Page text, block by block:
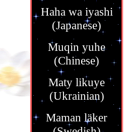
Haha wa iyashi
(Japanese)
Muqin yuhe
(Chinese)
Maty likuye
(Ukrainian)
Maman läker